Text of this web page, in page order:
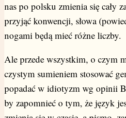
nas po polsku zmienia się cały
przyjąć konwencji, słowa
nogami będą mieć różne liczby.
Ale przede wszystkim, o czym
czystym sumieniem stosować
popadać w idiotyzm wg opinii
by zapomnieć o tym, że język